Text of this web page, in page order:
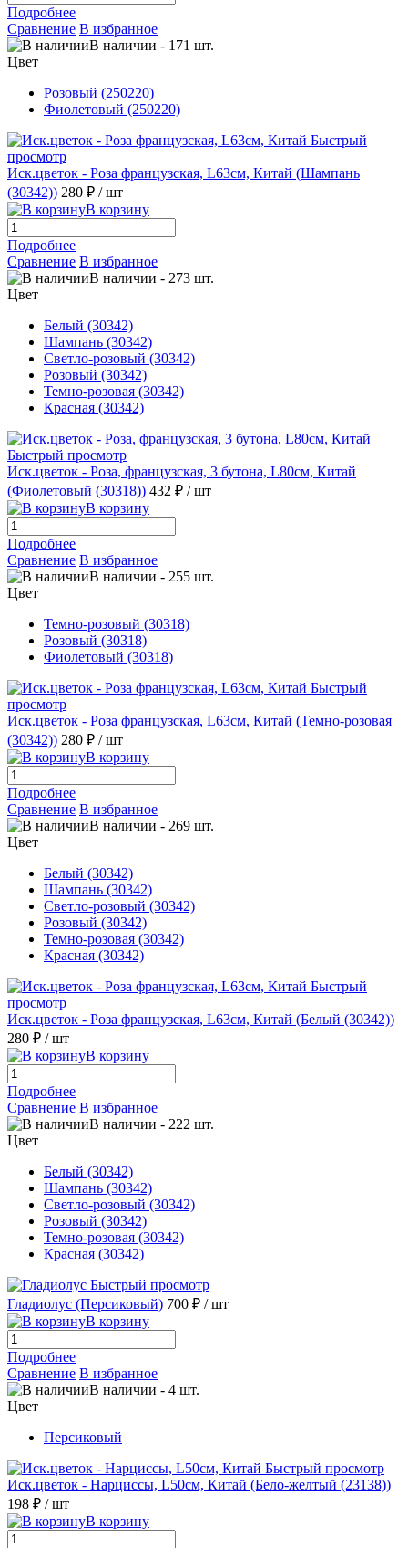
Подробнее
Сравнение В избранное
В наличии - 171 шт.
Цвет
Розовый (250220)
Фиолетовый (250220)
Быстрый
просмотр
Иск.цветок - Роза французская, L63см, Китай (Шампань
(30342)) 280 ₽ / шт
В корзину
Подробнее
Сравнение В избранное
В наличии - 273 шт.
Цвет
Белый (30342)
Шампань (30342)
Светло-розовый (30342)
Розовый (30342)
Темно-розовая (30342)
Красная (30342)
Быстрый просмотр
Иск.цветок - Роза, французская, 3 бутона, L80см, Китай
(Фиолетовый (30318)) 432 ₽ / шт
В корзину
Подробнее
Сравнение В избранное
В наличии - 255 шт.
Цвет
Темно-розовый (30318)
Розовый (30318)
Фиолетовый (30318)
Быстрый
просмотр
Иск.цветок - Роза французская, L63см, Китай (Темно-розовая
(30342)) 280 ₽ / шт
В корзину
Подробнее
Сравнение В избранное
В наличии - 269 шт.
Цвет
Белый (30342)
Шампань (30342)
Светло-розовый (30342)
Розовый (30342)
Темно-розовая (30342)
Красная (30342)
Быстрый
просмотр
Иск.цветок - Роза французская, L63см, Китай (Белый (30342))
280 ₽ / шт
В корзину
Подробнее
Сравнение В избранное
В наличии - 222 шт.
Цвет
Белый (30342)
Шампань (30342)
Светло-розовый (30342)
Розовый (30342)
Темно-розовая (30342)
Красная (30342)
Быстрый просмотр
Гладиолус (Персиковый) 700 ₽ / шт
В корзину
Подробнее
Сравнение В избранное
В наличии - 4 шт.
Цвет
Персиковый
Быстрый просмотр
Иск.цветок - Нарциссы, L50см, Китай (Бело-желтый (23138))
198 ₽ / шт
В корзину